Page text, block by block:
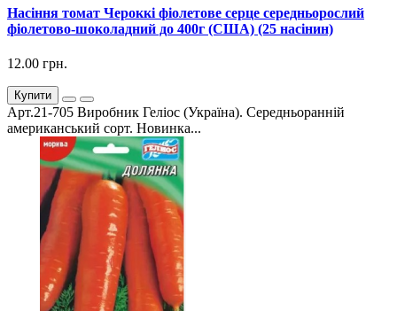
Насіння томат Чероккі фіолетове серце середньорослий
фіолетово-шоколадний до 400г (США) (25 насінин)
12.00 грн.
Купити
Арт.21-705 Виробник Геліос (Україна). Середньоранній
американський сорт. Новинка...